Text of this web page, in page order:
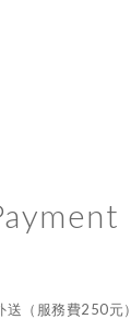
（服務費250元）